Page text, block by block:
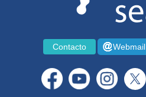
Contacto Webmail